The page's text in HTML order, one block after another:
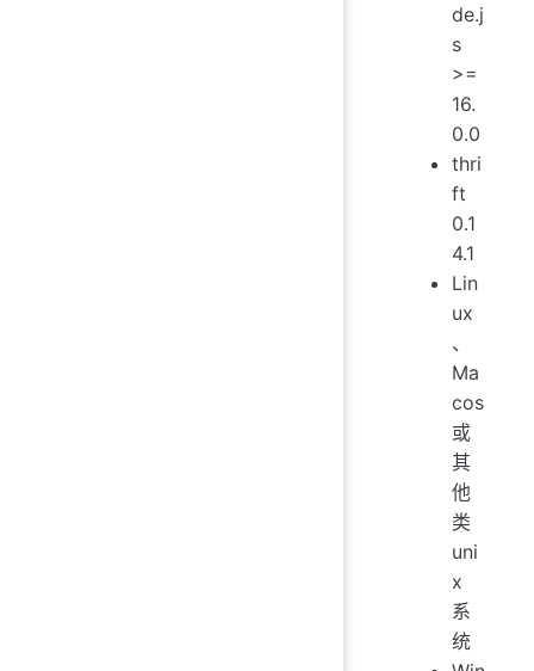
de.j
s
>=
16.
0.0
thri
ft
0.1
4.1
Lin
ux
、
Ma
cos
或
其
他
类
uni
x
系
统